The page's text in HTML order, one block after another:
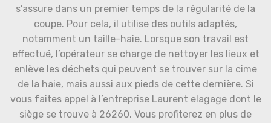
s’assure dans un premier temps de la régularité de la
coupe. Pour cela, il utilise des outils adaptés,
notamment un taille-haie. Lorsque son travail est
effectué, l’opérateur se charge de nettoyer les lieux et
enlève les déchets qui peuvent se trouver sur la cime
de la haie, mais aussi aux pieds de cette dernière. Si
vous faites appel à l’entreprise Laurent elagage dont le
siège se trouve à 26260. Vous profiterez en plus de